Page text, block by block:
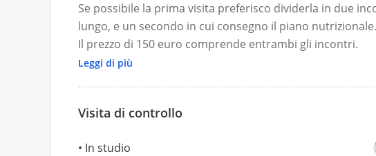
Se possibile la prima visita preferisco dividerla in due
lungo, e un secondo in cui consegno il piano nutrizionale.
Il prezzo di 150 euro comprende entrambi gli incontri.
La prima visita comprende anche eventuali misurazione
Leggi di più
Visita di controllo
In studio